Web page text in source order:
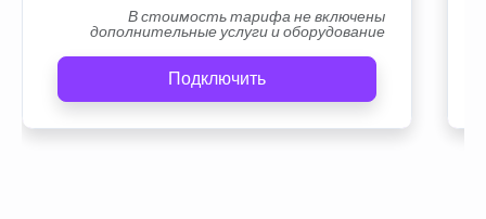
В стоимость тарифа не включены
дополнительные услуги и оборудование
Подключить